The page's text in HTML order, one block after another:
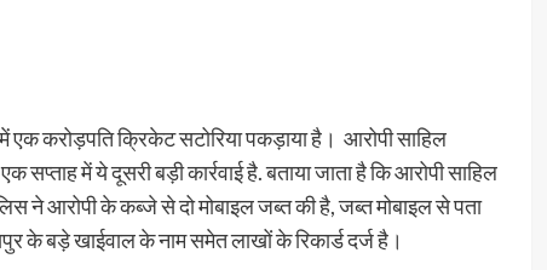
में एक करोड़पति क्रिकेट सटोरिया पकड़ाया है। आरोपी साहिल
में ये दूसरी बड़ी कार्रवाई है. बताया जाता है कि आरोपी साहिल
ने आरोपी के कब्जे से दो मोबाइल जब्त की है, जब्त मोबाइल से पता
के बड़े खाईवाल के नाम समेत लाखों के रिकार्ड दर्ज है।